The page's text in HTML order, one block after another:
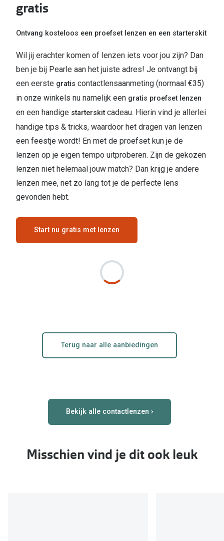
gratis
Ontvang kosteloos een proefset lenzen en een starterskit​
Wil jij erachter komen of lenzen iets voor jou zijn? Dan
ben je bij Pearle aan het juiste adres! Je ontvangt bij
een eerste gratis contactlensaanmeting (normaal €35)
in onze winkels nu namelijk een gratis proefset lenzen
en een handige starterskit cadeau. Hierin vind je allerlei
handige tips & tricks, waardoor het dragen van lenzen
een feestje wordt! En met de proefset kun je de
lenzen op je eigen tempo uitproberen. Zijn de gekozen
lenzen niet helemaal jouw match? Dan krijg je andere
lenzen mee, net zo lang tot je de perfecte lens
gevonden hebt.
Start nu gratis met lenzen
Terug naar alle aanbiedingen
Bekijk alle contactlenzen ›
Misschien vind je dit ook leuk